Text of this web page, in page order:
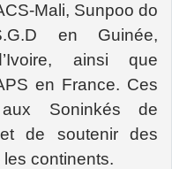
Mali, Sunpoo do
en Guinée,
ainsi que
en France. Ces
aux Soninkés de
et de soutenir des
continents.